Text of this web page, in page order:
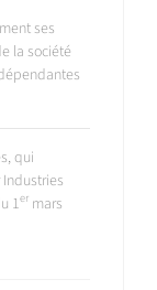
ses
la société
qui
1er mars